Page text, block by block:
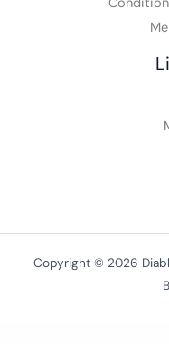
Copyright © 2026